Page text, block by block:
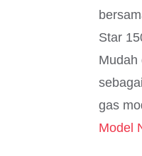
Star
Mudah
gas
Model